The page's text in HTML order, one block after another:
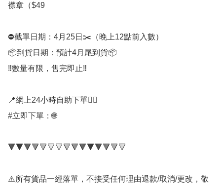
襟章（$49
⛔️截單日期：4月25日✂️（晚上12點前入數）
📦到貨日期：預計4月尾到貨📦
‼️數量有限，售完即止‼️
📍網上24小時自助下單👍🏻
#立即下單：🌐
🔻🔻🔻🔻🔻🔻🔻🔻🔻🔻🔻🔻🔻🔻🔻
⚠️所有貨品一經落單，不接受任何理由退款/取消/更改，敬